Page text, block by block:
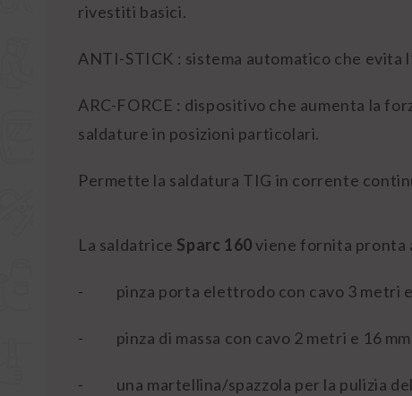
rivestiti basici.
ANTI-STICK : sistema automatico che
ARC-FORCE : dispositivo che aumenta la
saldature in posizioni particolari.
Permette la saldatura TIG in corrente
La saldatrice Sparc 160viene fornita pronta
- pinza porta elettrodo con cavo 3 metri
- pinza di massa con cavo 2 metri e 16
- una martellina/spazzola per la pulizia